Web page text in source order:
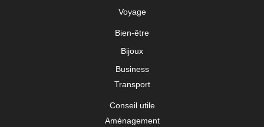
Voyage
Bien-être
Bijoux
Business
Transport
Conseil utile
Aménagement